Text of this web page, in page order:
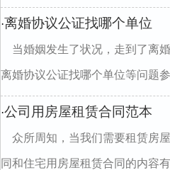
·离婚协议公证找哪个单位
当婚姻发生了状况，走到了离
离婚协议公证找哪个单位等问题
·公司用房屋租赁合同范本
众所周知，当我们需要租赁房
同和住宅用房屋租赁合同的内容